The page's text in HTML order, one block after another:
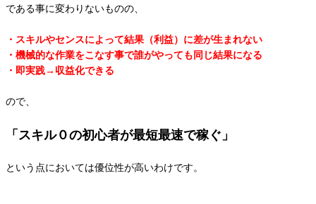
である事に変わりないものの、
・スキルやセンスによって結果（利益）に差が生まれない
・機械的な作業をこなす事で誰がやっても同じ結果になる
・即実践→収益化できる
ので、
「スキル０の初心者が最短最速で稼ぐ」
という点においては優位性が高いわけです。